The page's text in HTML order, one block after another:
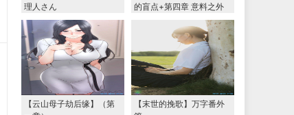
理人さん
的盲点+第四章 意料之外
的相认+番外篇（本文为女
主第一视角，两万字更
【云山母子劫后缘】（第
【末世的挽歌】万字番外